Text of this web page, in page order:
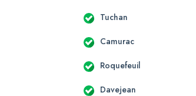
Tuchan
Camurac
Roquefeuil
Davejean